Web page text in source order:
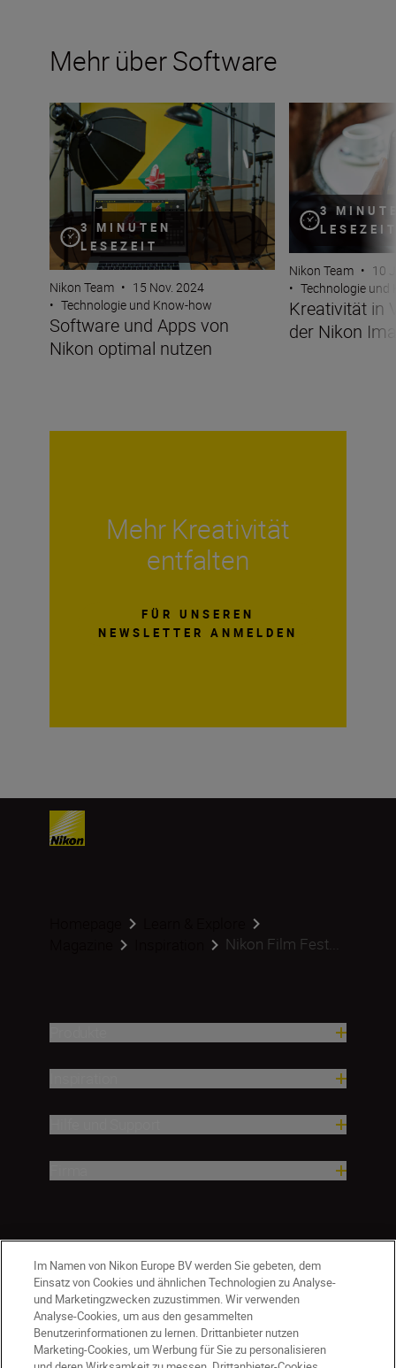
Mehr über Software
3 MINUTEN
LESEZEIT
Software und Apps von Nikon optimal nutzen
Nikon Team • 15 Nov. 2024
• Technologie und Know-how
Software und Apps von
Nikon optimal nutzen
3
Kreativität in
Nikon Team • 10
• Technologie und
Kreativität in
der Nikon
Mehr Kreativität
entfalten
FÜR UNSEREN
NEWSLETTER ANMELDEN
Nikon Film Fest...
Im Namen von Nikon Europe BV werden Sie gebeten, dem
Einsatz von Cookies und ähnlichen Technologien zu Analyse-
und Marketingzwecken zuzustimmen. Wir verwenden
Analyse-Cookies, um aus den gesammelten
Benutzerinformationen zu lernen. Drittanbieter nutzen
Marketing-Cookies, um Werbung für Sie zu personalisieren